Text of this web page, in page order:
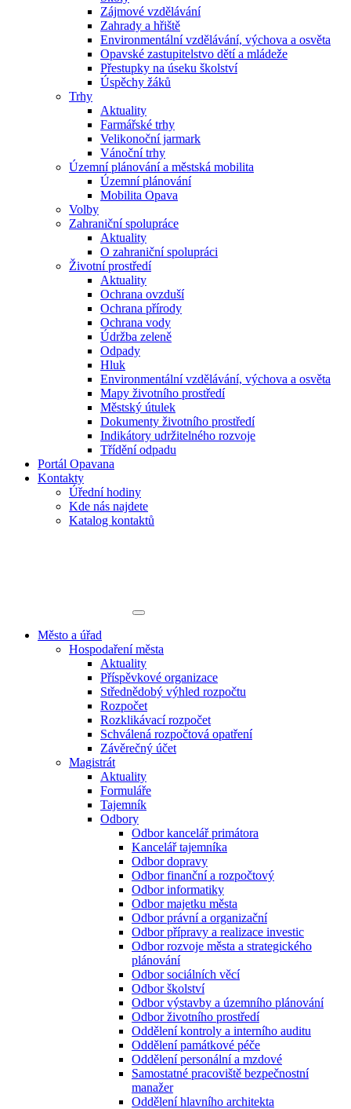
Zájmové vzdělávání
Zahrady a hřiště
Environmentální vzdělávání, výchova a osvěta
Opavské zastupitelstvo dětí a mládeže
Přestupky na úseku školství
Úspěchy žáků
Trhy
Aktuality
Farmářské trhy
Velikonoční jarmark
Vánoční trhy
Územní plánování a městská mobilita
Územní plánování
Mobilita Opava
Volby
Zahraniční spolupráce
Aktuality
O zahraniční spolupráci
Životní prostředí
Aktuality
Ochrana ovzduší
Ochrana přírody
Ochrana vody
Údržba zeleně
Odpady
Hluk
Environmentální vzdělávání, výchova a osvěta
Mapy životního prostředí
Městský útulek
Dokumenty životního prostředí
Indikátory udržitelného rozvoje
Třídění odpadu
Portál Opavana
Kontakty
Úřední hodiny
Kde nás najdete
Katalog kontaktů
Město a úřad
Hospodaření města
Aktuality
Příspěvkové organizace
Střednědobý výhled rozpočtu
Rozpočet
Rozklikávací rozpočet
Schválená rozpočtová opatření
Závěrečný účet
Magistrát
Aktuality
Formuláře
Tajemník
Odbory
Odbor kancelář primátora
Kancelář tajemníka
Odbor dopravy
Odbor finanční a rozpočtový
Odbor informatiky
Odbor majetku města
Odbor právní a organizační
Odbor přípravy a realizace investic
Odbor rozvoje města a strategického
plánování
Odbor sociálních věcí
Odbor školství
Odbor výstavby a územního plánování
Odbor životního prostředí
Oddělení kontroly a interního auditu
Oddělení památkové péče
Oddělení personální a mzdové
Samostatné pracoviště bezpečnostní
manažer
Oddělení hlavního architekta